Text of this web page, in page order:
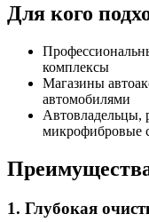
Для кого
комплексы
Магазины
автомобилями
Автовладельцы,
микрофибровые
1. Глубокая